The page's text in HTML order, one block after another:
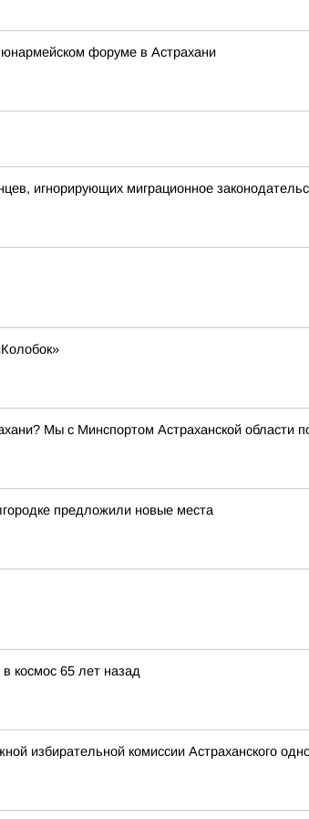
форуме в Астрахани
игнорирующих миграционное
Мы с Минспортом Астраханской области
предложили новые места
космос 65 лет назад
избирательной комиссии Астраханского